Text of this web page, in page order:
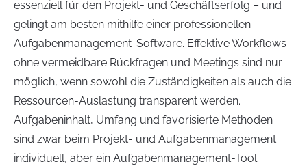
essenziell für den Projekt- und Geschäftserfolg – und
gelingt am besten mithilfe einer professionellen
Aufgabenmanagement-Software. Effektive Workflows
ohne vermeidbare Rückfragen und Meetings sind nur
möglich, wenn sowohl die Zuständigkeiten als auch die
Ressourcen-Auslastung transparent werden.
Aufgabeninhalt, Umfang und favorisierte Methoden
sind zwar beim Projekt- und Aufgabenmanagement
individuell, aber ein Aufgabenmanagement-Tool